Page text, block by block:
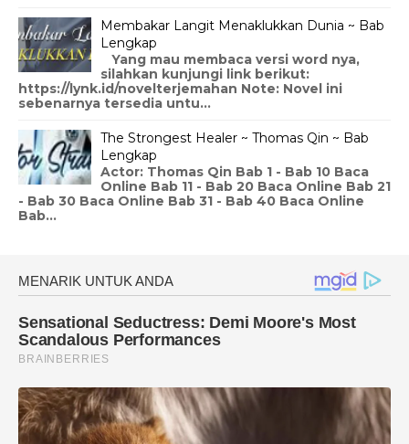
Membakar Langit Menaklukkan Dunia ~ Bab
Lengkap
Yang mau membaca versi word nya,
silahkan kunjungi link berikut:
https://lynk.id/novelterjemahan Note: Novel ini
sebenarnya tersedia untu...
The Strongest Healer ~ Thomas Qin ~ Bab
Lengkap
Actor: Thomas Qin Bab 1 - Bab 10 Baca
Online Bab 11 - Bab 20 Baca Online Bab 21
- Bab 30 Baca Online Bab 31 - Bab 40 Baca Online
Bab...